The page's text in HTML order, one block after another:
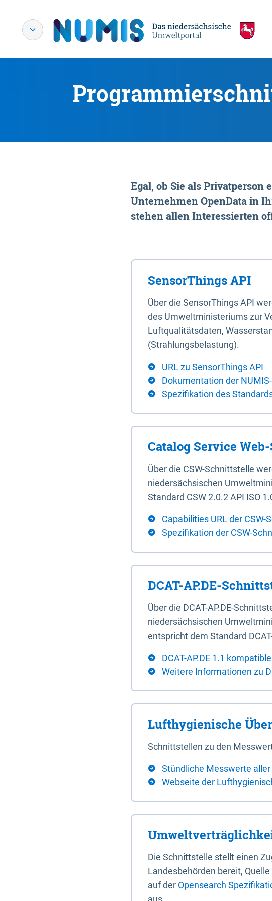
Egal, ob Sie als Privatperson
Unternehmen OpenData in
stehen allen Interessierten
SensorThings API
Über die SensorThings API
des Umweltministeriums zur
Luftqualitätsdaten,
(Strahlungsbelastung).
URL zu SensorThings API
Dokumentation der
Spezifikation des
Catalog Service
Über die CSW-Schnittstelle
niedersächsischen
Standard CSW 2.0.2 API ISO
Capabilities URL der CSW-
Spezifikation der CSW-
DCAT-AP.DE-
Über die DCAT-AP.DE-
niedersächsischen
entspricht dem Standard
DCAT-AP.DE 1.1
Weitere Informationen zu
Lufthygienische
Schnittstellen zu den
Stündliche Messwerte
Webseite der
Die Schnittstelle stellt einen
Landesbehörden bereit,
auf der Opensearch